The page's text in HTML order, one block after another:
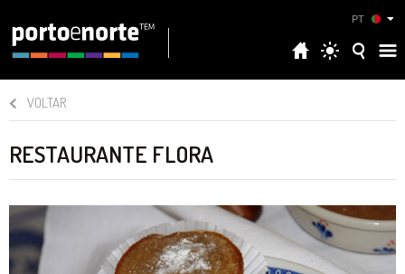
PT
VOLTAR
RESTAURANTE FLORA